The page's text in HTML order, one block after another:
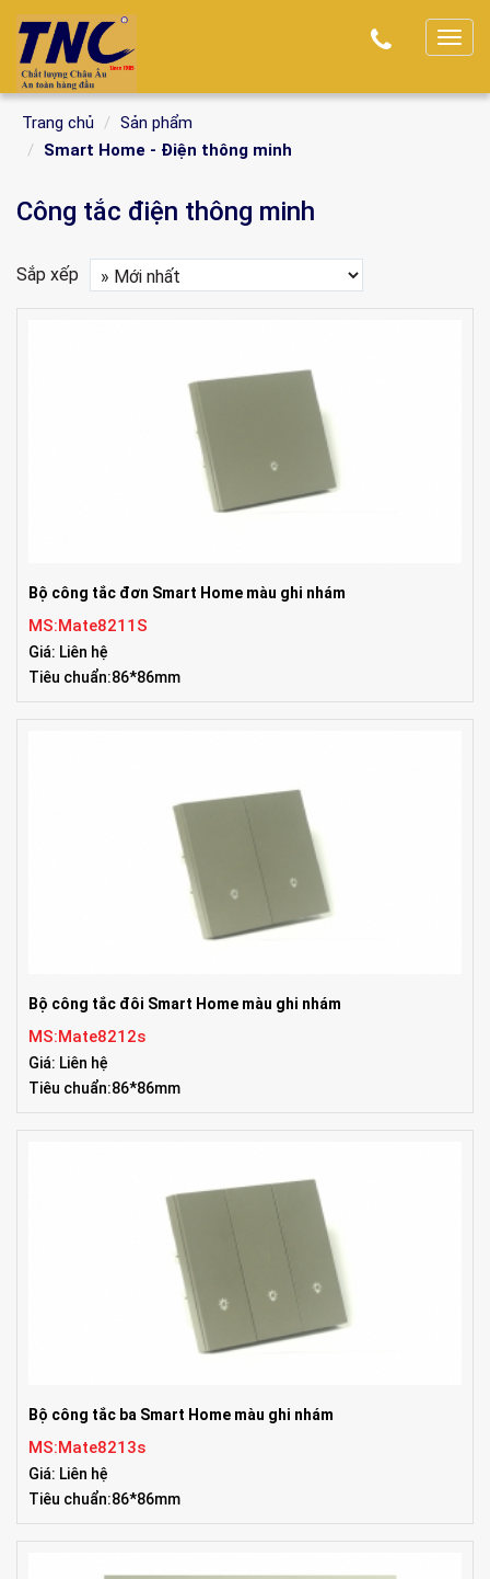
T
g
g
Trang chủ
Sản phẩm
Smart Home - Điện thông minh
Công tắc điện thông minh
Sắp xếp
Bộ công tắc đơn Smart Home màu ghi nhám
MS:Mate8211S
Giá: Liên hệ
Tiêu chuẩn:86*86mm
Bộ công tắc đôi Smart Home màu ghi nhám
MS:Mate8212s
Giá: Liên hệ
Tiêu chuẩn:86*86mm
Bộ công tắc ba Smart Home màu ghi nhám
MS:Mate8213s
Giá: Liên hệ
Tiêu chuẩn:86*86mm